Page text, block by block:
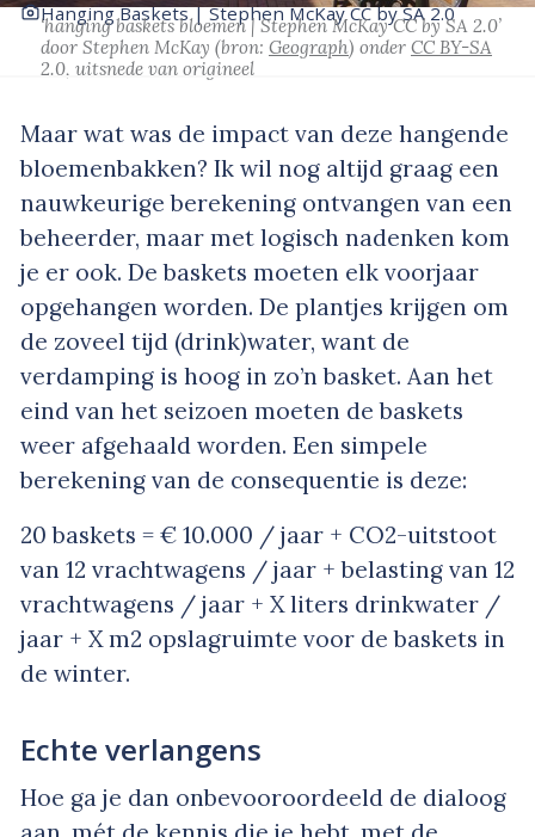
Hanging Baskets | Stephen McKay CC by SA 2.0
‘hanging baskets bloemen | Stephen McKay CC by SA 2.0’
door Stephen McKay (bron: Geograph) onder CC BY-SA
2.0, uitsnede van origineel
Maar wat was de impact van deze hangende
bloemenbakken? Ik wil nog altijd graag een
nauwkeurige berekening ontvangen van een
beheerder, maar met logisch nadenken kom
je er ook. De baskets moeten elk voorjaar
opgehangen worden. De plantjes krijgen om
de zoveel tijd (drink)water, want de
verdamping is hoog in zo’n basket. Aan het
eind van het seizoen moeten de baskets
weer afgehaald worden. Een simpele
berekening van de consequentie is deze:
20 baskets = € 10.000 / jaar + CO2-uitstoot
van 12 vrachtwagens / jaar + belasting van 12
vrachtwagens / jaar + X liters drinkwater /
jaar + X m2 opslagruimte voor de baskets in
de winter.
Echte verlangens
Hoe ga je dan onbevooroordeeld de dialoog